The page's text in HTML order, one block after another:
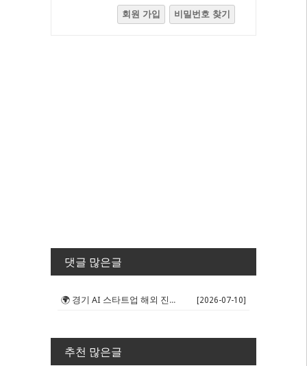
회원 가입 비밀번호 찾기
댓글 많은글
🌍 경기 AI 스타트업 해외 진출 판... [2026-07-10]
추천 많은글